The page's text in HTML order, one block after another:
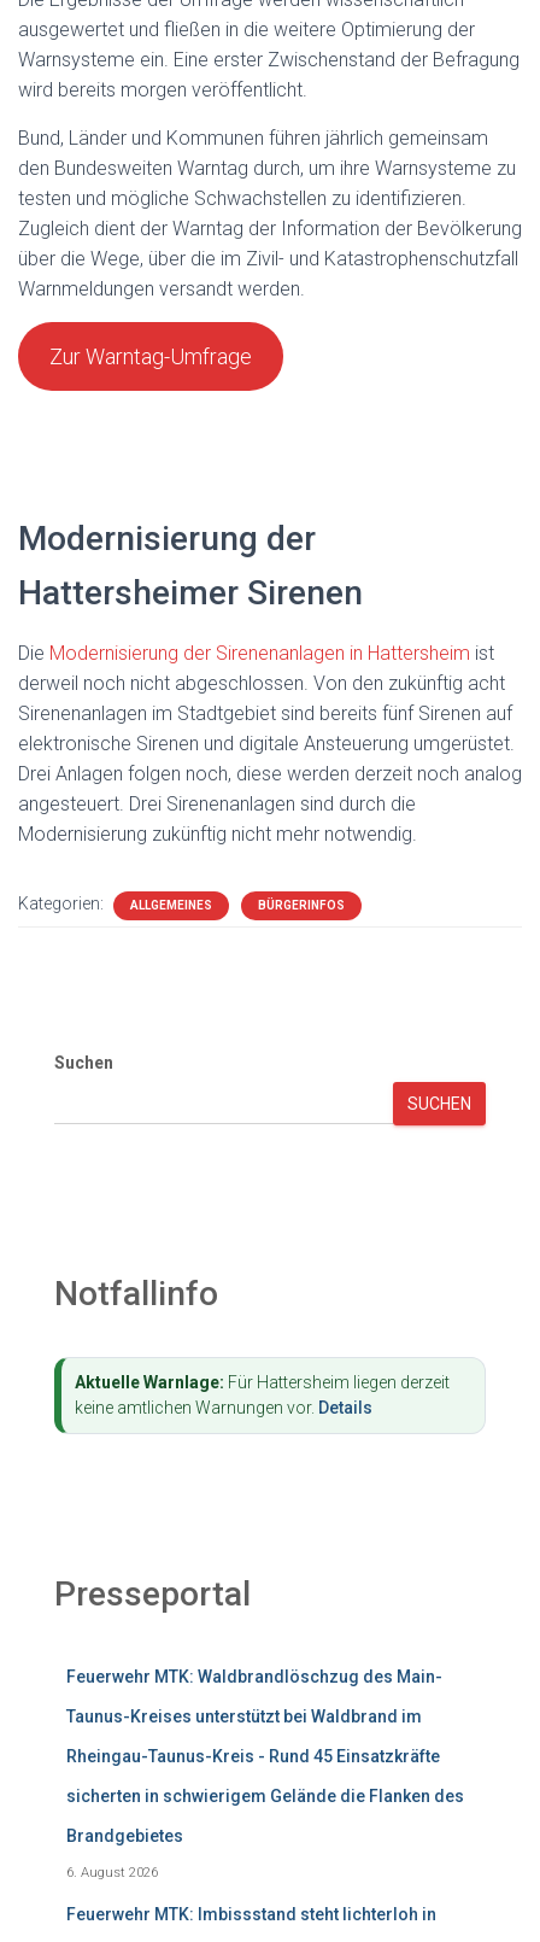
ausgewertet und fließen in die weitere Optimierung der
Warnsysteme ein. Eine erster Zwischenstand der Befragung
wird bereits morgen veröffentlicht.
Bund, Länder und Kommunen führen jährlich gemeinsam
den Bundesweiten Warntag durch, um ihre Warnsysteme zu
testen und mögliche Schwachstellen zu identifizieren.
Zugleich dient der Warntag der Information der Bevölkerung
über die Wege, über die im Zivil- und Katastrophenschutzfall
Warnmeldungen versandt werden.
Zur Warntag-Umfrage
Modernisierung der
Hattersheimer Sirenen
Die Modernisierung der Sirenenanlagen in Hattersheim ist
derweil noch nicht abgeschlossen. Von den zukünftig acht
Sirenenanlagen im Stadtgebiet sind bereits fünf Sirenen auf
elektronische Sirenen und digitale Ansteuerung umgerüstet.
Drei Anlagen folgen noch, diese werden derzeit noch analog
angesteuert. Drei Sirenenanlagen sind durch die
Modernisierung zukünftig nicht mehr notwendig.
Kategorien: ALLGEMEINES BÜRGERINFOS
Suchen
SUCHEN
Notfallinfo
Aktuelle Warnlage: Für Hattersheim liegen derzeit
keine amtlichen Warnungen vor. Details
Presseportal
Feuerwehr MTK: Waldbrandlöschzug des Main-
Taunus-Kreises unterstützt bei Waldbrand im
Rheingau-Taunus-Kreis - Rund 45 Einsatzkräfte
sicherten in schwierigem Gelände die Flanken des
Brandgebietes
6. August 2026
Feuerwehr MTK: Imbissstand steht lichterloh in